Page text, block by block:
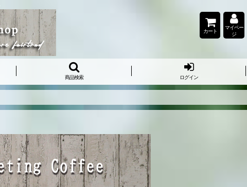
カート
マイペー
ジ
商品検索 ログイン